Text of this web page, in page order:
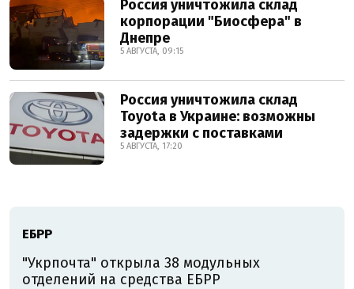
Россия уничтожила склад
корпорации "Биосфера" в
Днепре
5 АВГУСТА, 09:15
Россия уничтожила склад
Toyota в Украине: возможны
задержки с поставками
5 АВГУСТА, 17:20
ЕБРР
"Укрпочта" открыла 38 модульных
отделений на средства ЕБРР